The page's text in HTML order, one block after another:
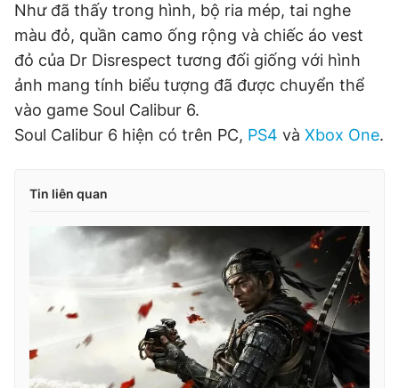
Như đã thấy trong hình, bộ ria mép, tai nghe
màu đỏ, quần camo ống rộng và chiếc áo vest
đỏ của Dr Disrespect tương đối giống với hình
ảnh mang tính biểu tượng đã được chuyển thể
vào game Soul Calibur 6.
Soul Calibur 6 hiện có trên PC, PS4 và Xbox One.
Tin liên quan